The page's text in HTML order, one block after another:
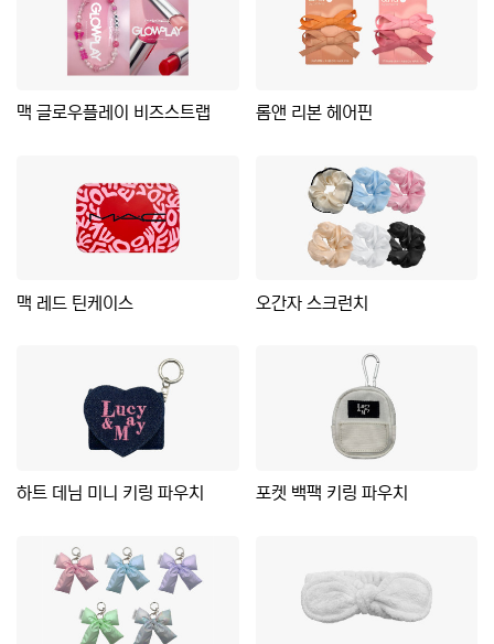
맥 글로우플레이 비즈스트랩 롬앤 리본 헤어핀
맥 레드 틴케이스 오간자 스크런치
하트 데님 미니 키링 파우치 포켓 백팩 키링 파우치